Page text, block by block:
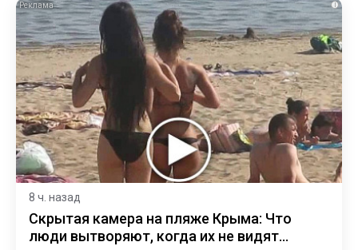
i
8 ч. назад
Скрытая камера на пляже Крыма: Что
люди вытворяют, когда их не видят...